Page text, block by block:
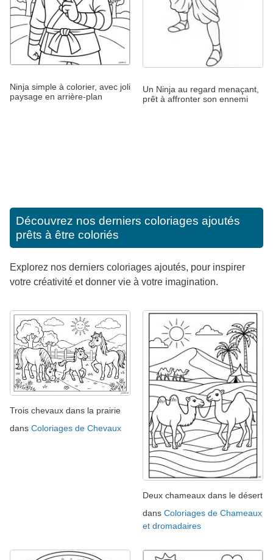
Ninja simple à colorier, avec joli
paysage en arrière-plan
Un Ninja au regard menaçant,
prêt à affronter son ennemi
Découvrez nos derniers coloriages ajoutés
prêts à être coloriés
Explorez nos derniers coloriages ajoutés, pour inspirer
votre créativité et donner vie à votre imagination.
Trois chevaux dans la prairie
dans Coloriages de Chevaux
Deux chameaux dans le désert
dans Coloriages de Chameaux
et dromadaires